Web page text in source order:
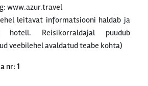
www.azur.travel
leitavat informatsiooni haldab ja
hotell. Reisikorraldajal puudub
veebilehel avaldatud teabe kohta)
nr: 1